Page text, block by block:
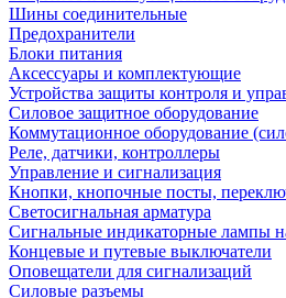
Шины соединительные
Предохранители
Блоки питания
Аксессуары и комплектующие
Устройства защиты контроля и
Силовое защитное оборудование
Коммутационное оборудование
Реле, датчики, контроллеры
Управление и сигнализация
Кнопки, кнопочные посты,
Светосигнальная арматура
Сигнальные индикаторные лампы
Концевые и путевые выключатели
Оповещатели для сигнализаций
Силовые разъемы